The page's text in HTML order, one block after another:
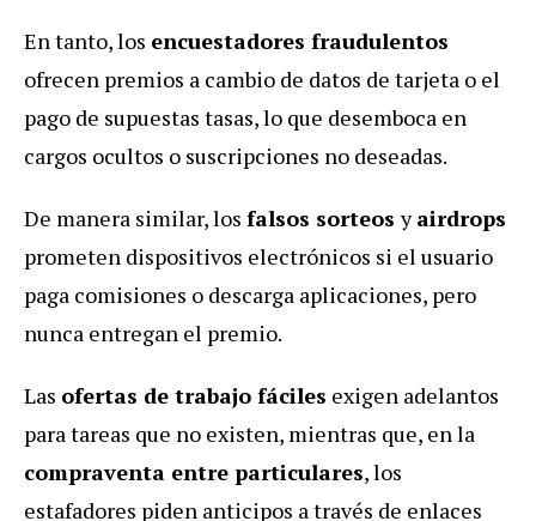
En tanto, los encuestadores fraudulentos
ofrecen premios a cambio de datos de tarjeta o el
pago de supuestas tasas, lo que desemboca en
cargos ocultos o suscripciones no deseadas.
De manera similar, los falsos sorteosyairdrops
prometen dispositivos electrónicos si el usuario
paga comisiones o descarga aplicaciones, pero
nunca entregan el premio.
Las ofertas de trabajo fáciles exigen adelantos
para tareas que no existen, mientras que, en la
compraventa entre particulares, los
estafadores piden anticipos a través de enlaces